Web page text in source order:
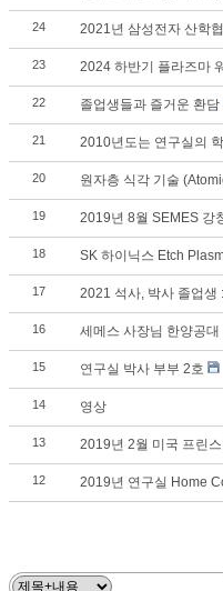
24 2021년 삼성전자 산학
23 2024 하반기 플라즈마
22 졸업생들과 즐거운 환담
21 2010년도는 연구실의
20 원자층 식각 기술
19 2019년 8월 SEMES 강
18 SK 하이닉스 Etch
17 2021 석사, 박사 졸업생
16 세메스 사장님 한양공대
15 연구실 박사 부부 2호
14 영상
13 2019년 2월 미국 프린
12 2019년 연구실 Home